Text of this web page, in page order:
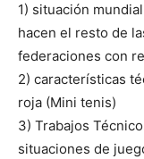
1) situación
hacen el resto de
federaciones con
2) características
roja (Mini tenis)
3) Trabajos
situaciones de